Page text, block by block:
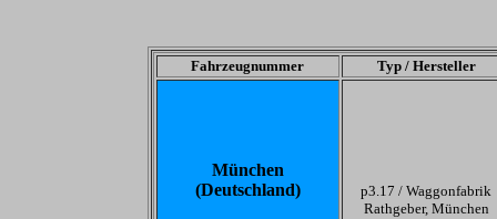
Fahrzeugnummer Typ / Hersteller
München
(Deutschland)
p3.17 / Waggonfabrik
Rathgeber, München